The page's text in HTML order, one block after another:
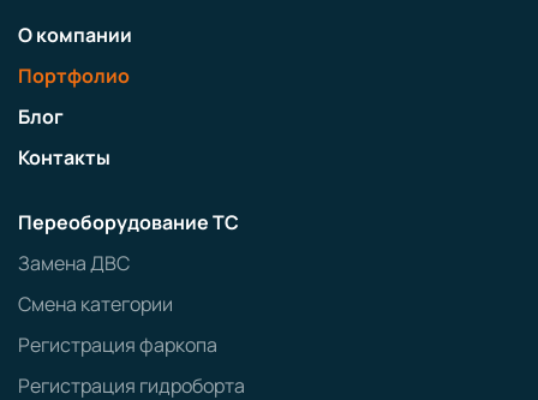
О компании
Портфолио
Блог
Контакты
Переоборудование ТС
Замена ДВС
Смена категории
Регистрация фаркопа
Регистрация гидроборта